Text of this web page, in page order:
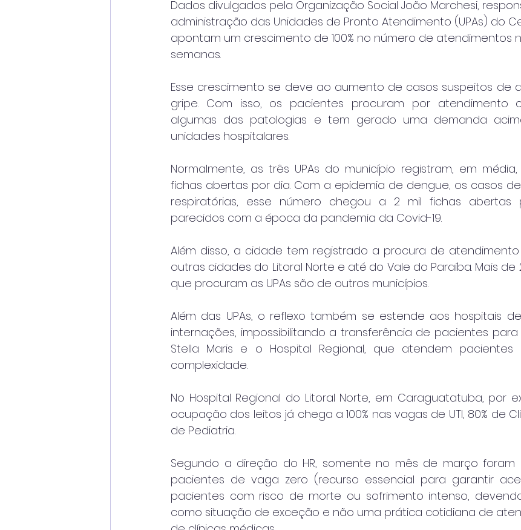
Dados divulgados pela Organização Social João Marchesi,
administração das Unidades de Pronto Atendimento (UPAs) do
apontam um crescimento de 100% no número de atendimentos
semanas.
Esse crescimento se deve ao aumento de casos suspeitos de
gripe. Com isso, os pacientes procuram por atendimento
algumas das patologias e tem gerado uma demanda
unidades hospitalares.
Normalmente, as três UPAs do município registram, em
fichas abertas por dia. Com a epidemia de dengue, os casos
respiratórias, esse número chegou a 2 mil fichas abertas
parecidos com a época da pandemia da Covid-19.
Além disso, a cidade tem registrado a procura de
outras cidades do Litoral Norte e até do Vale do Paraíba. Mais de
que procuram as UPAs são de outros municípios.
Além das UPAs, o reflexo também se estende aos hospitais
internações, impossibilitando a transferência de pacientes
Stella Maris e o Hospital Regional, que atendem
complexidade.
No Hospital Regional do Litoral Norte, em Caraguatatuba, por
ocupação dos leitos já chega a 100% nas vagas de UTI, 80% de
de Pediatria.
Segundo a direção do HR, somente no mês de março foram
pacientes de vaga zero (recurso essencial para garantir
pacientes com risco de morte ou sofrimento intenso,
como situação de exceção e não uma prática cotidiana de